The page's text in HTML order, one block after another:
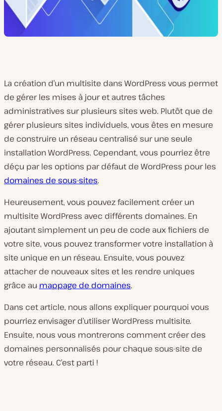
La création d’un multisite dans WordPress vous permet
de gérer les mises à jour et autres tâches
administratives sur plusieurs sites web. Plutôt que de
gérer plusieurs sites individuels, vous êtes en mesure
de construire un réseau centralisé sur une seule
installation WordPress. Cependant, vous pourriez être
déçu par les options par défaut de WordPress pour les
domaines de sous-sites.
Heureusement, vous pouvez facilement créer un
multisite WordPress avec différents domaines. En
ajoutant simplement un peu de code aux fichiers de
votre site, vous pouvez transformer votre installation à
site unique en un réseau. Ensuite, vous pouvez
attacher de nouveaux sites et les rendre uniques
grâce au mappage de domaines.
Dans cet article, nous allons expliquer pourquoi vous
pourriez envisager d’utiliser WordPress multisite.
Ensuite, nous vous montrerons comment créer des
domaines personnalisés pour chaque sous-site de
votre réseau. C’est parti !